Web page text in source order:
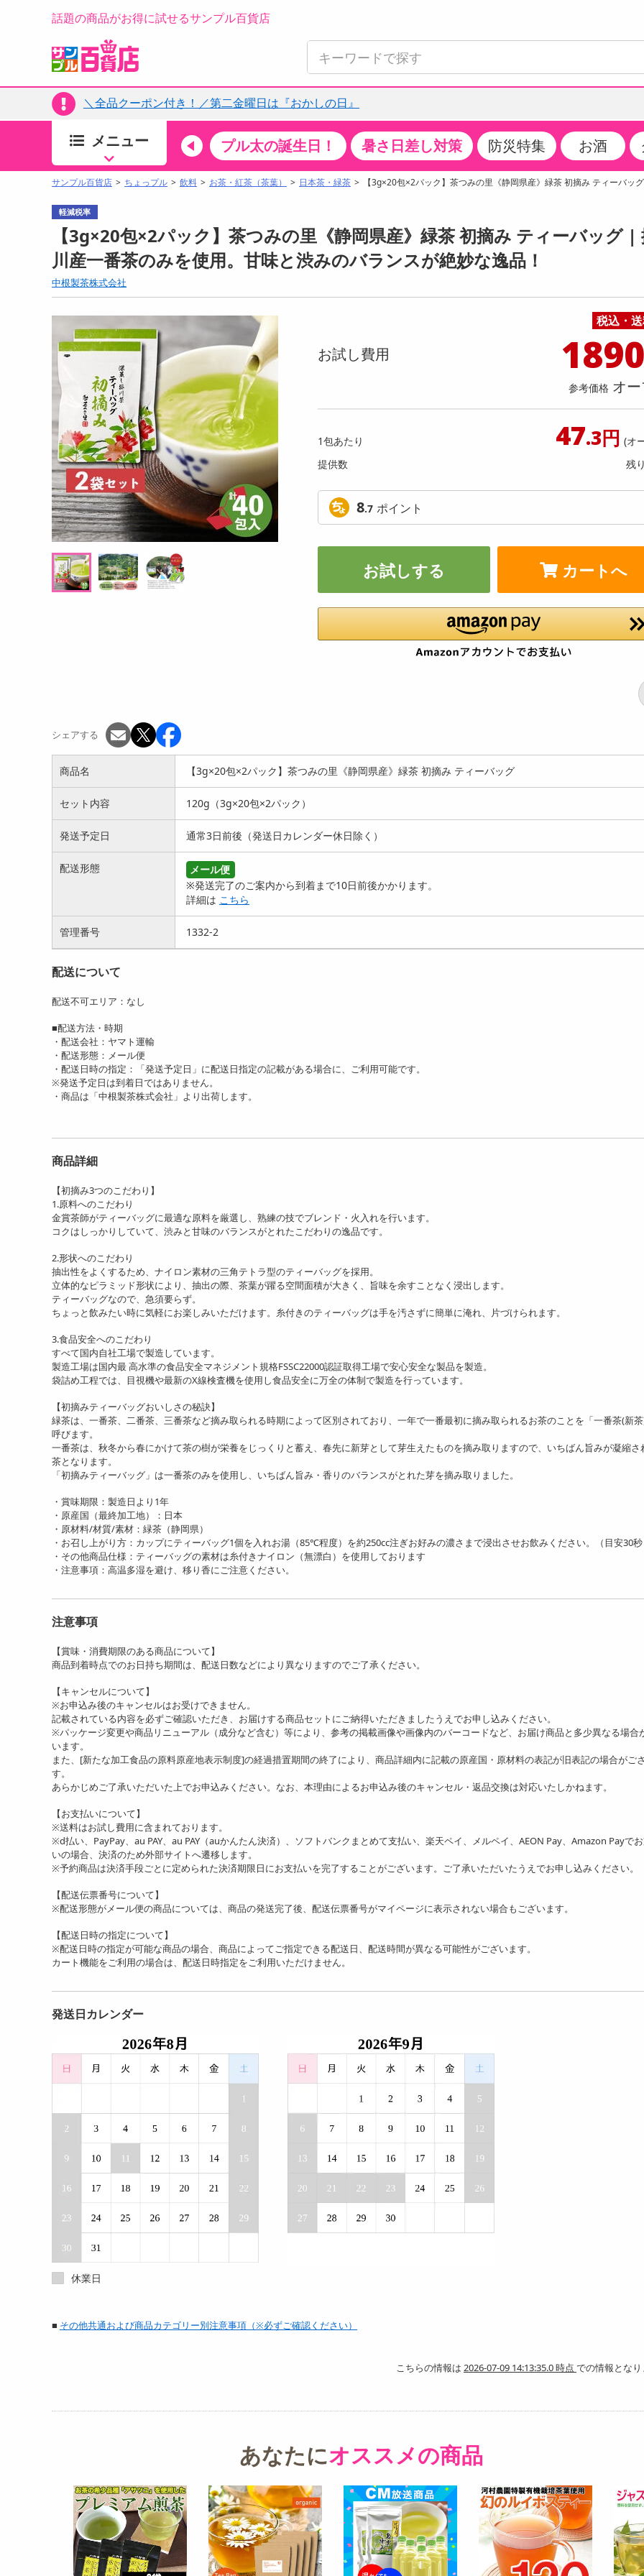
話題の商品がお得に試せるサンプル百貨店
＼全品クーポン付き！／第二金曜日は『おかしの日』
ちょっプルカテゴリ すべて見る
食品・調味料
加工食品
お菓子
アイス・スイーツ
飲料
洗剤
キッチン・日用品
ヘアケア・ボディケア
ビューティーケア
健康・ダイエット・サプリメント
医薬品・医薬部外品
インテリア・家具・収納・寝具
ファッション
家電
ベビー・キッズ・マタニティ
ペット用品
クーポン・資格・学習
特設コーナー
特集一覧
クチコミで選ばれた人気商品
ポイント
食品・調味料
パン・シリアル・コーンフレーク
チーズ・ヨーグルト・乳製品・卵
缶詰・瓶詰・ジャム・はちみつ
生鮮食品
魚介類・シーフード・水産加工品
フルーツ・果物・果物加工品
ミールキット
加工食品
インスタント・レトルト・冷凍食品・惣菜
お菓子
クッキー・クラッカー
キャンディ・ガム・タブレット
チョコレート
アイス・スイーツ
ケーキ・スイーツ
お菓子・スイーツギフト
飲料
お茶・紅茶（ソフトドリンク）
コーヒー（ソフトドリンク）
トクホ
お酒
ワイン
日本酒・焼酎
果実酒・梅酒
洗剤
洗濯用洗剤・柔軟剤・漂白剤
バス・お風呂用洗剤
住居用洗剤
キッチン・日用品
洗濯用品
トイレ・バス用品
日用品
ヘアケア・ボデ
ボディケア
ビューティーケア
ベースメイク・メイクアップ・ネイル
ナチュラル・オーガニックコスメ
健康・ダイエッ
ダイエット
サプリメント
スポーツサプリメント・ドリンク
医薬品・医薬部外
指定第二類医薬品
第三類医薬品
インテリア・家
寝具・布団
マット・カーペット・クッション
チェア・ソファ
アウトドア・イベント用品・DIY・工具
ファッション
ボトムス
シューズ
財布・小物
家電
キッチン家電
冷房・暖房器具・空調
パソコン・プリンター・パソコン周辺機器
スマートフォン・携帯電話・タブレットアクセサ
ベビー・キッズ
授乳グッズ
食事グッズ
家具・寝具
その他 ベビー・キッズ・マタニティ
ペット用品
猫用品
その他 ペット用品
メニュー
キッチン・日用品 食品 プル太の誕生日！ 暑さ日差し対策 防災特集 お酒
サンプル百貨店 ちょっプル 飲料 お茶・紅茶（茶葉） 日本茶・緑茶 【3g×20包×2パック】茶つみの里《静岡県産》緑茶 初摘み ティーバッグ
軽減税率
【3g×20包×2パック】茶つみの里《静岡県産》緑茶 初摘み ティーバッグ |
川産一番茶のみを使用。甘味と渋みのバランスが絶妙な逸品！
中根製茶株式会社
税込・
お試し費用 1890
参考価格 オ
1包あたり 47.3円 (オ
提供数
残
8.7 ポイント
お試しする カートへ
シェアする
商品名 【3g×20包×2パック】茶つみの里《静岡県産》緑茶 初摘み ティーバッグ
セット内容 120g（3g×20包×2パック）
発送予定日 通常3日前後（発送日カレンダー休日除く）
配送形態
メール便
※発送完了のご案内から到着まで10日前後かかります。
詳細は こちら
管理番号 1332-2
配送について
配送不可エリア：なし
■配送方法・時期
・配送会社：ヤマト運輸
・配送形態：メール便
・配送日時の指定：「発送予定日」に配送日指定の記載がある場合に、ご利用可能です。
※発送予定日は到着日ではありません。
・商品は「中根製茶株式会社」より出荷します。
商品詳細
【初摘み3つのこだわり】
1.原料へのこだわり
金賞茶師がティーバッグに最適な原料を厳選し、熟練の技でブレンド・火入れを行います。
コクはしっかりしていて、渋みと甘味のバランスがとれたこだわりの逸品です。
2.形状へのこだわり
抽出性をよくするため、ナイロン素材の三角テトラ型のティーバッグを採用。
立体的なピラミッド形状により、抽出の際、茶葉が躍る空間面積が大きく、旨味を余すことなく浸出します。
ティーバッグなので、急須要らず。
ちょっと飲みたい時に気軽にお楽しみいただけます。糸付きのティーバッグは手を汚さずに簡単に淹れ、片づけられます。
3.食品安全へのこだわり
すべて国内自社工場で製造しています。
製造工場は国内最 高水準の食品安全マネジメント規格FSSC22000認証取得工場で安心安全な製品を製造。
袋詰め工程では、目視機や最新のX線検査機を使用し食品安全に万全の体制で製造を行っています。
【初摘みティーバッグおいしさの秘訣】
緑茶は、一番茶、二番茶、三番茶など摘み取られる時期によって区別されており、一年で一番最初に摘み取られるお茶のことを「一番茶(新
呼びます。
一番茶は、秋冬から春にかけて茶の樹が栄養をじっくりと蓄え、春先に新芽として芽生えたものを摘み取りますので、いちばん旨みが凝縮さ
茶となります。
「初摘みティーバッグ」は一番茶のみを使用し、いちばん旨み・香りのバランスがとれた芽を摘み取りました。
・賞味期限：製造日より1年
・原産国（最終加工地）：日本
・原材料/材質/素材：緑茶（静岡県）
・お召し上がり方：カップにティーバッグ1個を入れお湯（85℃程度）を約250cc注ぎお好みの濃さまで浸出させお飲みください。（目安30
・その他商品仕様：ティーバッグの素材は糸付きナイロン（無漂白）を使用しております
・注意事項：高温多湿を避け、移り香にご注意ください。
注意事項
【賞味・消費期限のある商品について】
商品到着時点でのお日持ち期間は、配送日数などにより異なりますのでご了承ください。
【キャンセルについて】
※お申込み後のキャンセルはお受けできません。
記載されている内容を必ずご確認いただき、お届けする商品セットにご納得いただきましたうえでお申し込みください。
※パッケージ変更や商品リニューアル（成分など含む）等により、参考の掲載画像や画像内のバーコードなど、お届け商品と多少異なる場合
います。
また、[新たな加工食品の原料原産地表示制度]の経過措置期間の終了により、商品詳細内に記載の原産国・原材料の表記が旧表記の場合がご
す。
あらかじめご了承いただいた上でお申込みください。なお、本理由によるお申込み後のキャンセル・返品交換は対応いたしかねます。
【お支払いについて】
※送料はお試し費用に含まれております。
※d払い、PayPay、au PAY、au PAY（auかんたん決済）、ソフトバンクまとめて支払い、楽天ペイ、メルペイ、AEON Pay、Amazon Payで
いの場合、決済のため外部サイトへ遷移します。
※予約商品は決済手段ごとに定められた決済期限日にお支払いを完了することがございます。ご了承いただいたうえでお申し込みください。
【配送伝票番号について】
※配送形態がメール便の商品については、商品の発送完了後、配送伝票番号がマイページに表示されない場合もございます。
【配送日時の指定について】
※配送日時の指定が可能な商品の場合、商品によってご指定できる配送日、配送時間が異なる可能性がございます。
カート機能をご利用の場合は、配送日時指定をご利用いただけません。
発送日カレンダー
休業日
■ その他共通および商品カテゴリー別注意事項（※必ずご確認ください）
こちらの情報は 2026-07-09 14:13:35.0 時点 での情報とな
あなたにオススメの商品
0 0
ールグレイ 18g
提供数 102
円
8,208円
17.5円
ちょっプル 0
【180g×3P】米麹グラノーラ フルーツ
提供数 100
お試し費用
2,724円
参考価格 オープン
1袋あたり 908
g((1人前70g)×2回分) [抽選サンプル]
【2個】 ごろごろナッツナッツ
1本あた